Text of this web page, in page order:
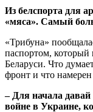
Из белспорта для
«мяса». Самый
«Трибуна»
паспортом, который
Беларуси. Что
фронт и что
– Для начала
войне в Украине,